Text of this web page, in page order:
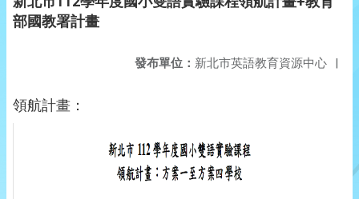
部國教署計畫
發布單位： 新北市英語教育資源中心 |
領航計畫：